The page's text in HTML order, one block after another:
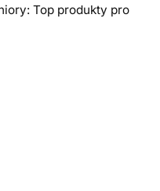
Top produkty pro